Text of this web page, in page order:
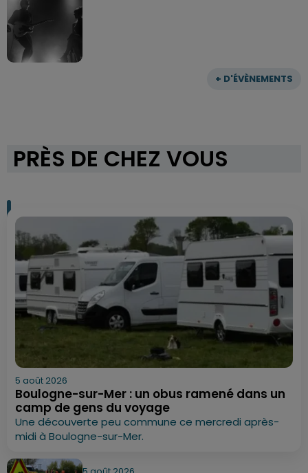
+ D'ÉVÈNEMENTS
PRÈS DE CHEZ VOUS
5 août 2026
Boulogne-sur-Mer : un obus ramené dans un
camp de gens du voyage
Une découverte peu commune ce mercredi après-
midi à Boulogne-sur-Mer.